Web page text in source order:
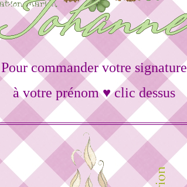
Pour commander votre signature
à votre prénom ♥ clic dessus